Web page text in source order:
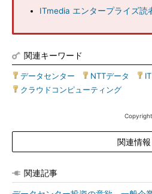
ITmedia エンタープライズ読
関連キーワード
データセンター NTTデータ
クラウドコンピューティング
関連情報
関連記事